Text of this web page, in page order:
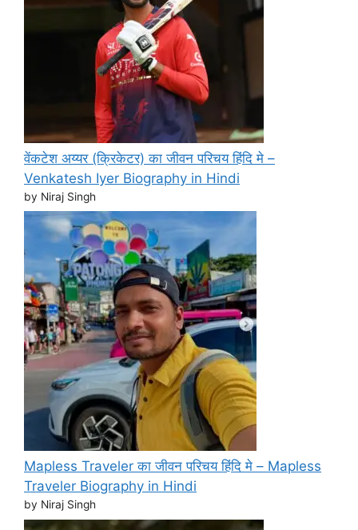
वेंकटेश अय्यर (क्रिकेटर) का जीवन परिचय हिंदि मे –
Venkatesh Iyer Biography in Hindi
by Niraj Singh
Mapless Traveler का जीवन परिचय हिंदि मे – Mapless
Traveler Biography in Hindi
by Niraj Singh